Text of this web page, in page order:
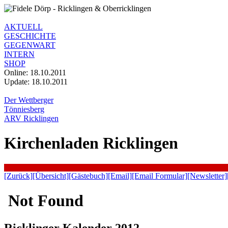
AKTUELL
GESCHICHTE
GEGENWART
INTERN
SHOP
Online: 18.10.2011
Update: 18.10.2011
Der Wettberger
Tönniesberg
ARV Ricklingen
Kirchenladen Ricklingen
[Zurück][Übersicht][Gästebuch][Email][Email Formular][Newsletter]